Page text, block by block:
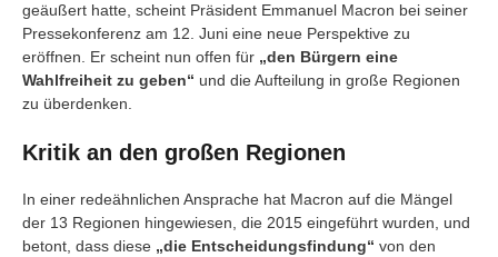
geäußert hatte, scheint Präsident Emmanuel Macron bei seiner
Pressekonferenz am 12. Juni eine neue Perspektive zu
eröffnen. Er scheint nun offen für „den Bürgern eine
Wahlfreiheit zu geben“ und die Aufteilung in große Regionen
zu überdenken.
Kritik an den großen Regionen
In einer redeähnlichen Ansprache hat Macron auf die Mängel
der 13 Regionen hingewiesen, die 2015 eingeführt wurden, und
betont, dass diese „die Entscheidungsfindung“ von den